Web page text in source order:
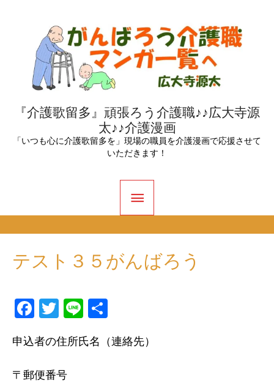
『介護歌留多』頑張ろう介護職♪♪広大寺源
太♪♪介護漫画
「いつも心に介護歌留多を」現場の職員を介護漫画で応援させて
いただきます！
メ
ン
ュ
テスト３５がんばろう
Fa
bo
ok
T
tt
er
Li
申込者の住所氏名（連絡先）
〒郵便番号